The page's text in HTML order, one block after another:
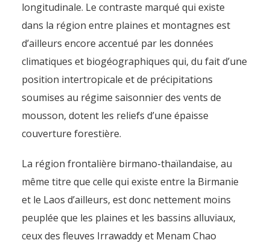
longitudinale. Le contraste marqué qui existe
dans la région entre plaines et montagnes est
d’ailleurs encore accentué par les données
climatiques et biogéographiques qui, du fait d’une
position intertropicale et de précipitations
soumises au régime saisonnier des vents de
mousson, dotent les reliefs d’une épaisse
couverture forestière.
La région frontalière birmano-thaïlandaise, au
même titre que celle qui existe entre la Birmanie
et le Laos d’ailleurs, est donc nettement moins
peuplée que les plaines et les bassins alluviaux,
ceux des fleuves Irrawaddy et Menam Chao